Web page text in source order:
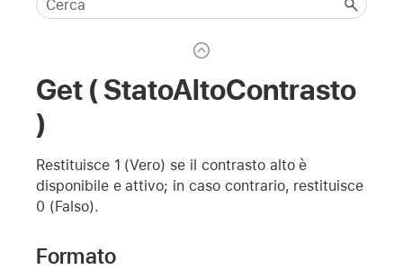
Get ( StatoAltoContrasto
)
Restituisce 1 (Vero) se il contrasto alto è
disponibile e attivo; in caso contrario, restituisce
0 (Falso).
Formato